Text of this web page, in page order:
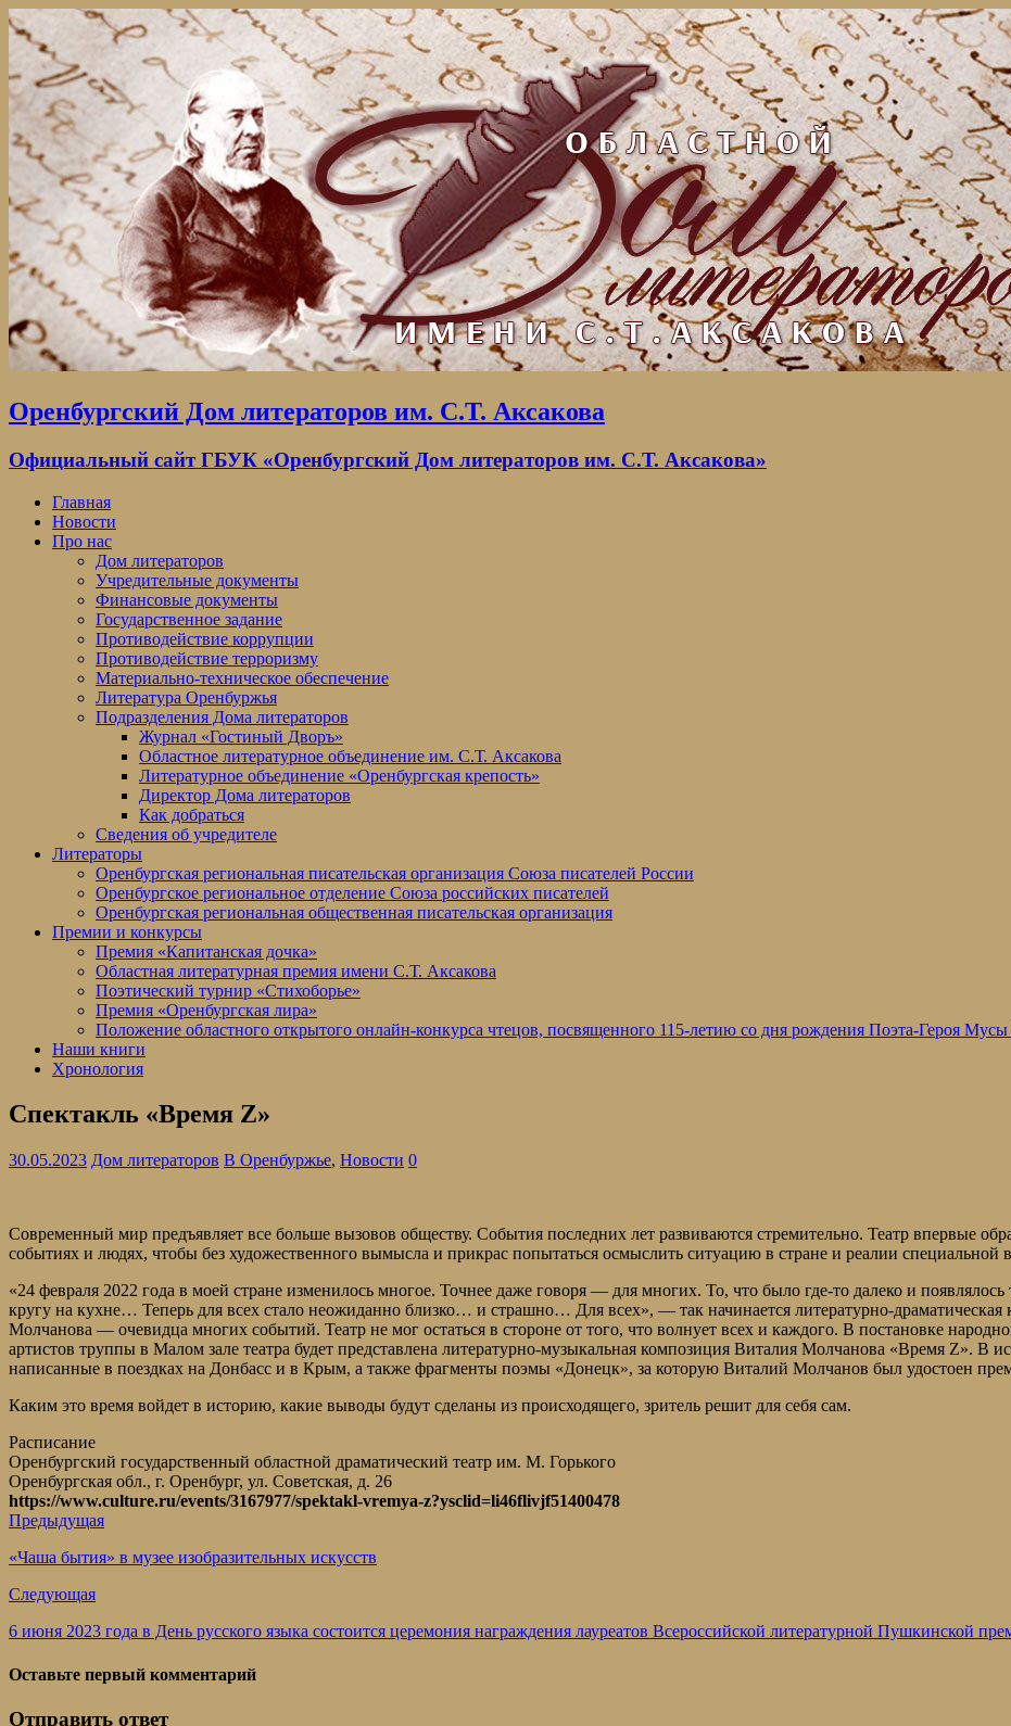
Оренбургский Дом литераторов им. С.Т. Аксакова
Официальный сайт ГБУК «Оренбургский Дом литераторов им. С.Т. Аксакова»
Главная
Новости
Про нас
Дом литераторов
Учредительные документы
Финансовые документы
Государственное задание
Противодействие коррупции
Противодействие терроризму
Материально-техническое обеспечение
Литература Оренбуржья
Подразделения Дома литераторов
Журнал «Гостиный Дворъ»
Областное литературное объединение им. С.Т. Аксакова
Литературное объединение «Оренбургская крепость»
Директор Дома литераторов
Как добраться
Сведения об учредителе
Литераторы
Оренбургская региональная писательская организация Союза писателей России
Оренбургское региональное отделение Союза российских писателей
Оренбургская региональная общественная писательская организация
Премии и конкурсы
Премия «Капитанская дочка»
Областная литературная премия имени С.Т. Аксакова
Поэтический турнир «Стихоборье»
Премия «Оренбургская лира»
Положение областного открытого онлайн-конкурса чтецов, посвященного 115-летию со дня рождения Поэта-Героя
Наши книги
Хронология
Спектакль «Время Z»
30.05.2023 Дом литераторов В Оренбуржье, Новости 0
Современный мир предъявляет все больше вызовов обществу. События последних лет развиваются стремительно. Театр впервые
событиях и людях, чтобы без художественного вымысла и прикрас попытаться осмыслить ситуацию в стране и реалии специальной
«24 февраля 2022 года в моей стране изменилось многое. Точнее даже говоря — для многих. То, что было где-то далеко и
кругу на кухне… Теперь для всех стало неожиданно близко… и страшно… Для всех», — так начинается литературно-драматическая
Молчанова — очевидца многих событий. Театр не мог остаться в стороне от того, что волнует всех и каждого. В постановке
артистов труппы в Малом зале театра будет представлена литературно-музыкальная композиция Виталия Молчанова «Время Z». В
написанные в поездках на Донбасс и в Крым, а также фрагменты поэмы «Донецк», за которую Виталий Молчанов был удостоен
Каким это время войдет в историю, какие выводы будут сделаны из происходящего, зритель решит для себя сам.
Расписание
Оренбургский государственный областной драматический театр им. М. Горького
Оренбургская обл., г. Оренбург, ул. Советская, д. 26
https://www.culture.ru/events/3167977/spektakl-vremya-z?ysclid=li46flivjf51400478
Предыдущая
«Чаша бытия» в музее изобразительных искусств
Следующая
6 июня 2023 года в День русского языка состоится церемония награждения лауреатов Всероссийской литературной Пушкинской
Оставьте первый комментарий
Отправить ответ